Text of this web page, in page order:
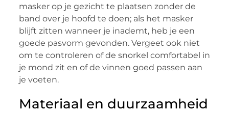
masker op je gezicht te plaatsen zonder de
band over je hoofd te doen; als het masker
blijft zitten wanneer je inademt, heb je een
goede pasvorm gevonden. Vergeet ook niet
om te controleren of de snorkel comfortabel in
je mond zit en of de vinnen goed passen aan
je voeten.
Materiaal en duurzaamheid